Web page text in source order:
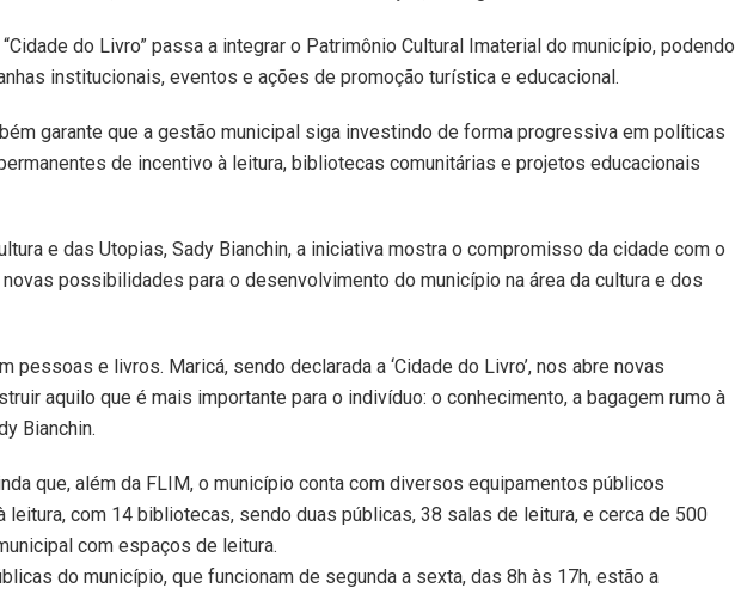
do Livro” passa a integrar o Patrimônio Cultural Imaterial do município, podendo
institucionais, eventos e ações de promoção turística e educacional.
garante que a gestão municipal siga investindo de forma progressiva em políticas
de incentivo à leitura, bibliotecas comunitárias e projetos educacionais
e das Utopias, Sady Bianchin, a iniciativa mostra o compromisso da cidade com o
possibilidades para o desenvolvimento do município na área da cultura e dos
pessoas e livros. Maricá, sendo declarada a ‘Cidade do Livro’, nos abre novas
aquilo que é mais importante para o indivíduo: o conhecimento, a bagagem rumo à
Bianchin.
que, além da FLIM, o município conta com diversos equipamentos públicos
leitura, com 14 bibliotecas, sendo duas públicas, 38 salas de leitura, e cerca de 500
com espaços de leitura.
do município, que funcionam de segunda a sexta, das 8h às 17h, estão a